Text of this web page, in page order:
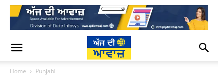
Home Punjabi